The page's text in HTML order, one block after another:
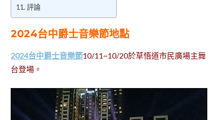
評論
2024台中爵士音樂節地點
2024台中爵士音樂節10/11~10/20於草悟道市民廣場主舞
台登場。